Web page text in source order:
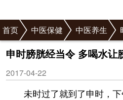
首页 中医保健 中医养生
申时膀胱经当令 多喝水让
2017-04-22
未时过了就到了申时，